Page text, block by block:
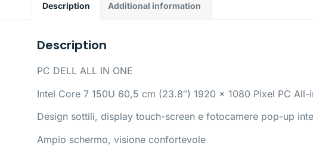
Description Additional information
Description
PC DELL ALL IN ONE
Intel Core 7 150U 60,5 cm (23.8″) 1920 x 1080 Pixel PC All-
Design sottili, display touch-screen e fotocamere pop-up
Ampio schermo, visione confortevole